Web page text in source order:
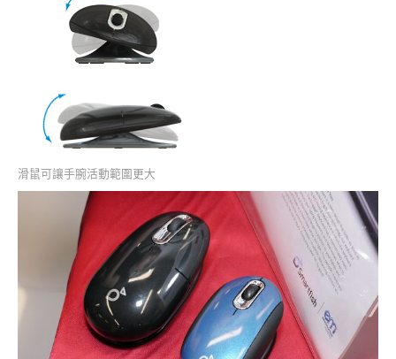
滑鼠可讓手腕活動範圍更大